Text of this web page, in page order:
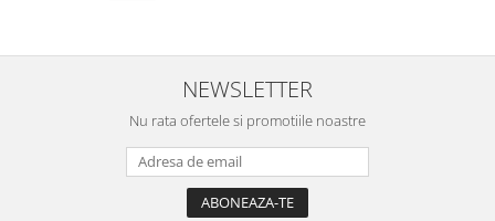
NEWSLETTER
Nu rata ofertele si promotiile noastre